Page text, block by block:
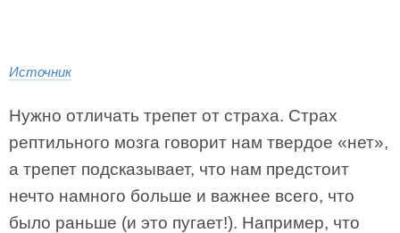
Источник
Нужно отличать трепет от страха. Страх
рептильного мозга говорит нам твердое «нет»,
а трепет подсказывает, что нам предстоит
нечто намного больше и важнее всего, что
было раньше (и это пугает!). Например, что